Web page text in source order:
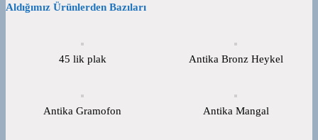
Aldığımız Ürünlerden Bazıları
45 lik plak Antika Bronz Heykel
Antika Gramofon Antika Mangal